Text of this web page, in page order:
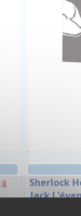
Sherlock
Jack